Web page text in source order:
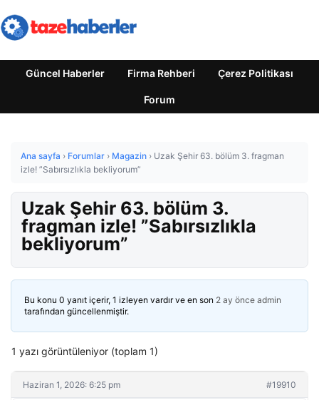
Güncel Haberler Firma Rehberi Çerez Politikası
Forum
Ana sayfa › Forumlar › Magazin › Uzak Şehir 63. bölüm 3. fragman
izle! ”Sabırsızlıkla bekliyorum”
Uzak Şehir 63. bölüm 3.
fragman izle! ”Sabırsızlıkla
bekliyorum”
Bu konu 0 yanıt içerir, 1 izleyen vardır ve en son 2 ay önce admin
tarafından güncellenmiştir.
1 yazı görüntüleniyor (toplam 1)
Haziran 1, 2026: 6:25 pm #19910